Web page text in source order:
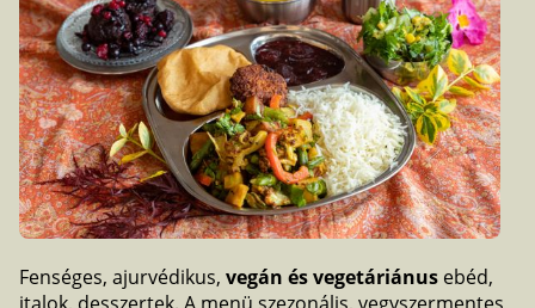
Fenséges, ajurvédikus, vegán és vegetáriánus ebéd,